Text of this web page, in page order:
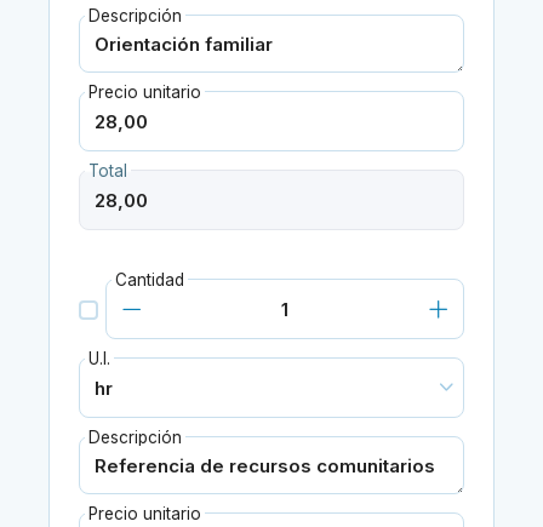
Descripción
Precio unitario
Total
Cantidad
U.I.
Descripción
Precio unitario